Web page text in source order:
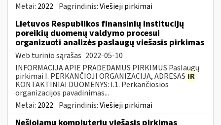
Metai: 2022 Pagrindinis:Viešieji pirkimai
Lietuvos Respublikos finansinių institucijų
poreikių duomenų valdymo procesui
organizuoti analizės paslaugų viešasis pirkimas
Web turinio sąrašas 2022-05-10
INFORMACIJA APIE PRADEDAMUS PIRKIMUS Paslaugų
pirkimai I. PERKANČIOJI ORGANIZACIJA, ADRESAS IR
KONTAKTINIAI DUOMENYS: I.1. Perkančiosios
organizacijos pavadinimas...
Metai: 2022 Pagrindinis:Viešieji pirkimai
Nešiojamų kompiuterių viešasis pirkimas